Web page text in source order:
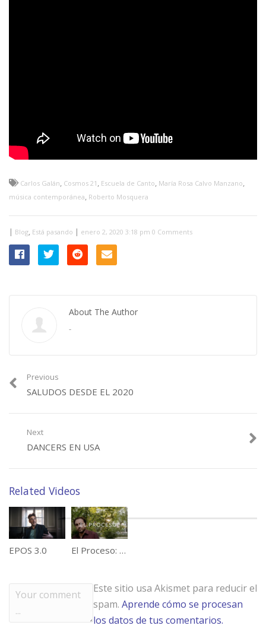
Carlos Galán, Cosmos 21 , Escuela de Canto, María Rosa Calvo Manzano,
música contemporánea, Roberto Mosquera
| Blog, Está pasando | enero 2, 2020 3:18 pm 0 Comments
About The Author
-
Previous
SALUDOS DESDE EL 2020
Next
DANCERS EN USA
Related Videos
EPOS 3.0 El Proceso: Tráiler
Este sitio usa Akismet para reducir el
spam. Aprende cómo se procesan
los datos de tus comentarios.